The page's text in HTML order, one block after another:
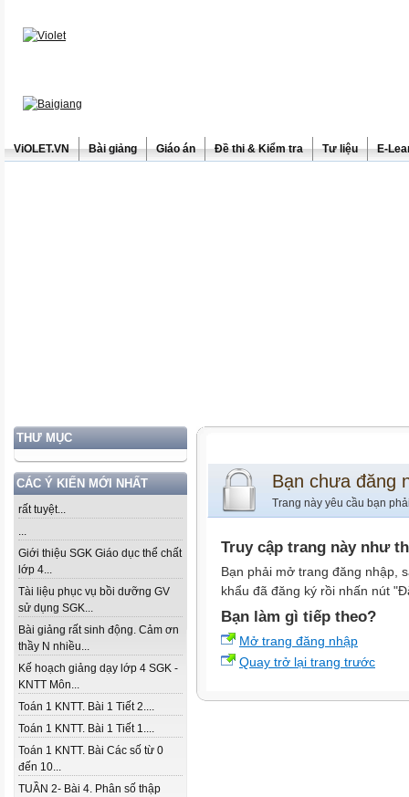
ViOLET.VN Bài giảng Giáo án Đề thi & Kiểm tra Tư liệu E-
THƯ MỤC
CÁC Ý KIẾN MỚI NHẤT
rất tuyệt...
...
Giới thiệu SGK Giáo dục thể chất
lớp 4...
Tài liệu phục vụ bồi dưỡng GV
sử dụng SGK...
Bài giảng rất sinh động. Cảm ơn
thầy N nhiều...
Kế hoạch giảng dạy lớp 4 SGK -
KNTT Môn...
Toán 1 KNTT. Bài 1 Tiết 2....
Toán 1 KNTT. Bài 1 Tiết 1....
Toán 1 KNTT. Bài Các số từ 0
đến 10...
TUẦN 2- Bài 4. Phân số thập
Bạn chưa đăng
Trang này yêu cầu bạn
Truy cập trang này như
Bạn phải mở trang đăng nhập,
khẩu đã đăng ký rồi nhấn nút
Bạn làm gì tiếp theo?
Mở trang đăng nhập
Quay trở lại trang trước